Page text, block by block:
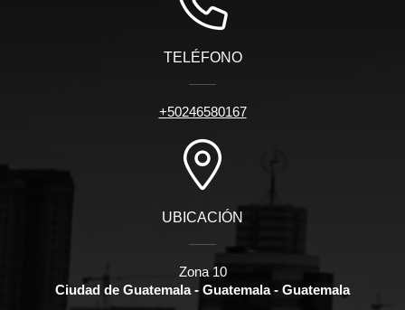
TELÉFONO
+50246580167
UBICACIÓN
Zona 10
Ciudad de Guatemala - Guatemala - Guatemala